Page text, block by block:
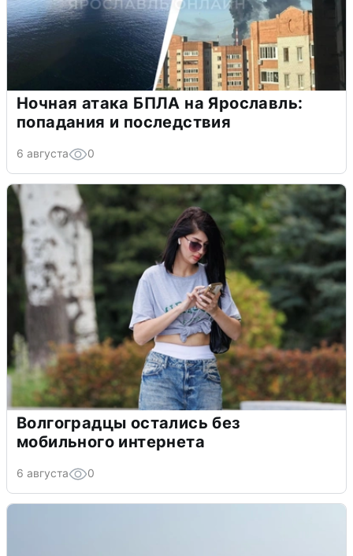
Ночная атака БПЛА на Ярославль:
попадания и последствия
6 августа 0
Волгоградцы остались без
мобильного интернета
6 августа 0